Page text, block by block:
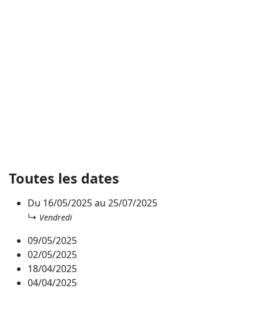
Toutes les dates
Du 16/05/2025au 25/07/2025
↳ Vendredi
09/05/2025
02/05/2025
18/04/2025
04/04/2025